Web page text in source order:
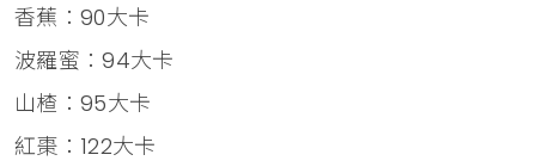
香蕉：90大卡
波羅蜜：94大卡
山楂：95大卡
紅棗：122大卡